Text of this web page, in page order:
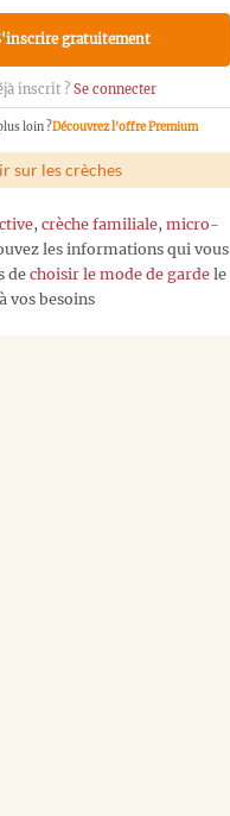
gratuitement
inscrit ? Se connecter
loin ?Découvrez l'offre Premium
sur les crèches
, crèche familiale, micro-
les informations qui vous
dechoisir le mode de garde le
vos besoins